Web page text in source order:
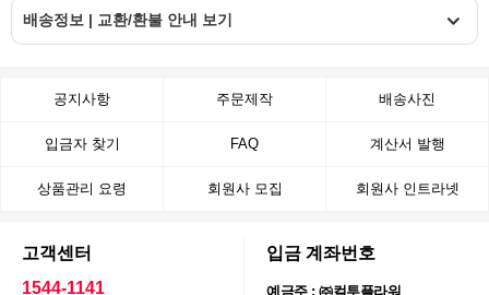
배송정보 | 교환/환불 안내 보기
공지사항 주문제작 배송사진
입금자 찾기 FAQ 계산서 발행
상품관리 요령 회원사 모집 회원사 인트라넷
고객센터
1544-1141
입금 계좌번호
예금주 : ㈜컬투플라워